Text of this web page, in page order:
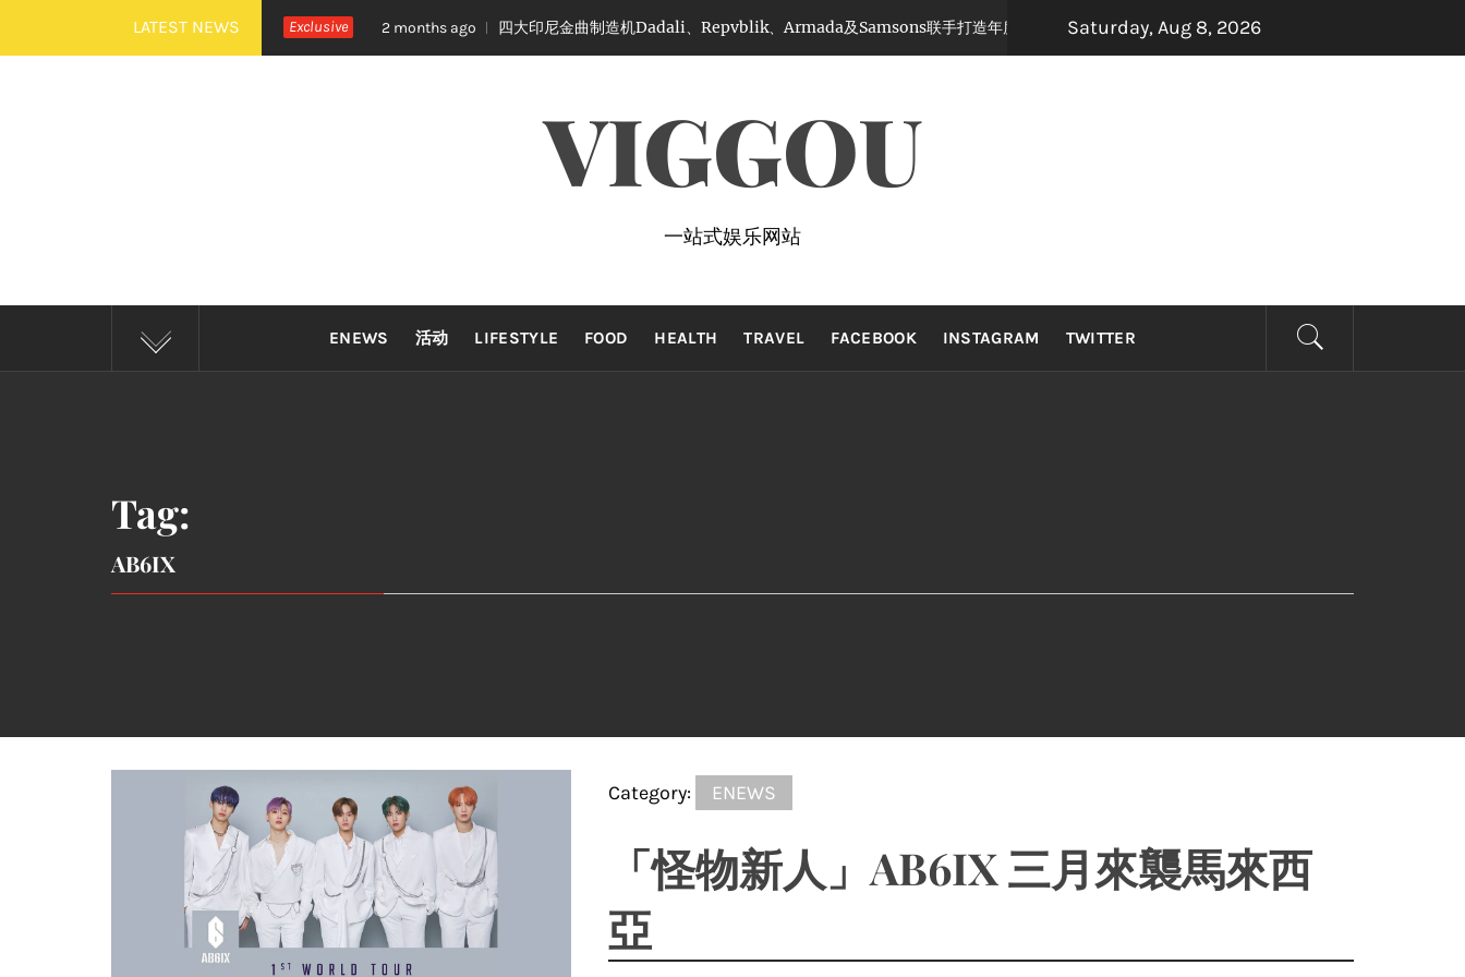
to
LATEST NEWS Exclusive
秉治《活着 Alive》巡演 Zepp KL 热血开唱 2 months ago 四大印尼金曲制造机Dadali、Repvblik、Armada及Samsons联手打造年度最强怀旧音乐盛宴，8月22日，约定你一起唱响青春！
Saturday, Aug 8, 2026
VIGGOU
一站式娱乐网站
ENEWS 活动 LIFESTYLE FOOD HEALTH TRAVEL FACEBOOK INSTAGRAM TWITTER
Tag:
AB6IX
Category: ENEWS
「怪物新人」AB6IX 三月來襲馬來西
亞